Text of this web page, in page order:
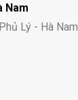
Nam
Lý - Hà Nam